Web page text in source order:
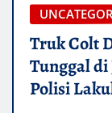
Truk Colt
Tunggal di
Polisi